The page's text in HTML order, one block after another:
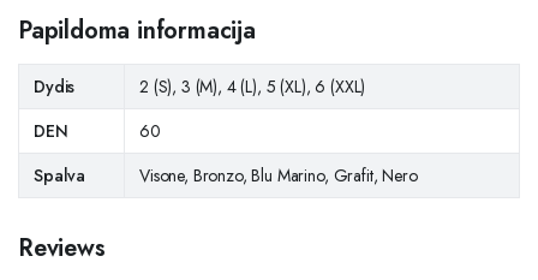
Papildoma informacija
Dydis
2 (S), 3 (M), 4 (L), 5 (XL), 6 (XXL)
DEN
60
Spalva
Visone, Bronzo, Blu Marino, Grafit, Nero
Reviews